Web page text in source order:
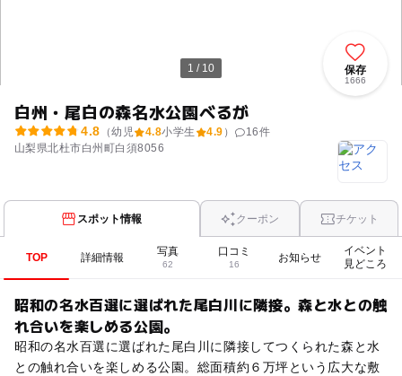
1 / 10
白州・尾白の森名水公園べるが
4.8 （幼児 4.8小学生 4.9 ） 16件
山梨県北杜市白州町白須8056
保存
1666
スポット情報 クーポン チケット
TOP 詳細情報 写真
62
口コミ
16
お知らせ
イベント
見どころ
昭和の名水百選に選ばれた尾白川に隣接。森と水との触
れ合いを楽しめる公園。
昭和の名水百選に選ばれた尾白川に隣接してつくられた森と水
との触れ合いを楽しめる公園。総面積約６万坪という広大な敷